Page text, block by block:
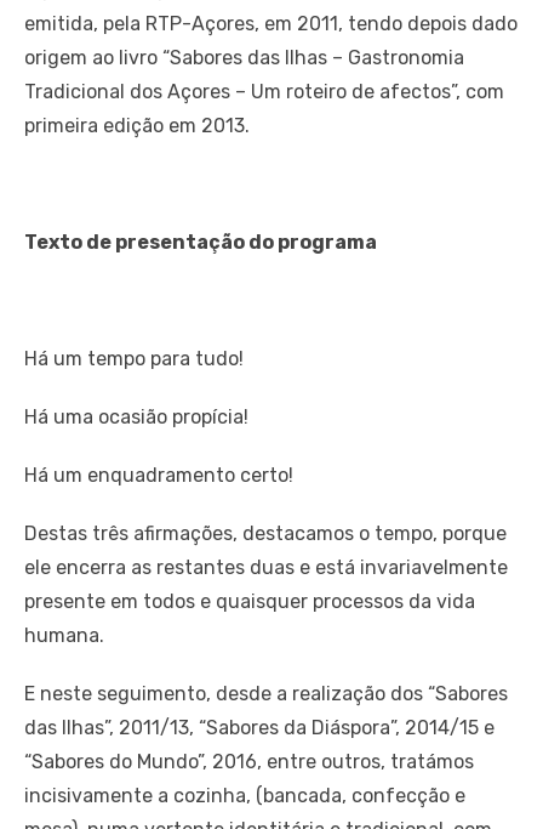
emitida, pela RTP-Açores, em 2011, tendo depois dado
origem ao livro “Sabores das Ilhas – Gastronomia
Tradicional dos Açores – Um roteiro de afectos”, com
primeira edição em 2013.
Texto de presentação do programa
Há um tempo para tudo!
Há uma ocasião propícia!
Há um enquadramento certo!
Destas três afirmações, destacamos o tempo, porque
ele encerra as restantes duas e está invariavelmente
presente em todos e quaisquer processos da vida
humana.
E neste seguimento, desde a realização dos “Sabores
das Ilhas”, 2011/13, “Sabores da Diáspora”, 2014/15 e
“Sabores do Mundo”, 2016, entre outros, tratámos
incisivamente a cozinha, (bancada, confecção e